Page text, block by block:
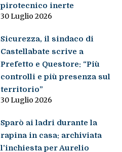
pirotecnico inerte
30 Luglio 2026
Sicurezza, il sindaco di
Castellabate scrive a
Prefetto e Questore: “Più
controlli e più presenza sul
territorio”
30 Luglio 2026
Sparò ai ladri durante la
rapina in casa: archiviata
l’inchiesta per Aurelio